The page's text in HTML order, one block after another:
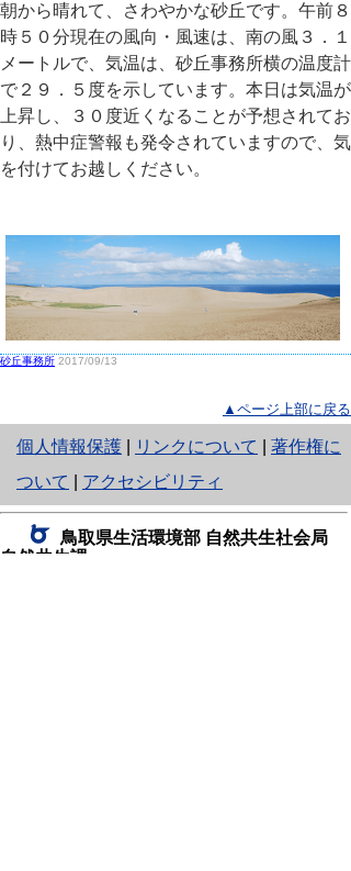
朝から晴れて、さわやかな砂丘です。午前８
時５０分現在の風向・風速は、南の風３．１
メートルで、気温は、砂丘事務所横の温度計
で２９．５度を示しています。本日は気温が
上昇し、３０度近くなることが予想されてお
り、熱中症警報も発令されていますので、気
を付けてお越しください。
砂丘事務所 2017/09/13
▲ページ上部に戻る
個人情報保護
と
り
ネ
ッ
リンクについて
著作権に
ついて
アクセシビリティ
鳥取県生活環境部 自然共生社会局
自然共生課